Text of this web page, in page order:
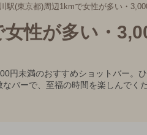
駅(東京都)周辺1kmで女性が多い・
性が多い・
円未満のおすすめショットバー。
バーで、至福の時間を楽しんでくだ